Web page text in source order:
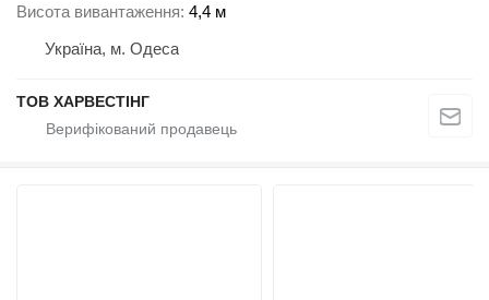
Висота вивантаження 4,4 м
Україна, м. Одеса
ТОВ ХАРВЕСТІНГ